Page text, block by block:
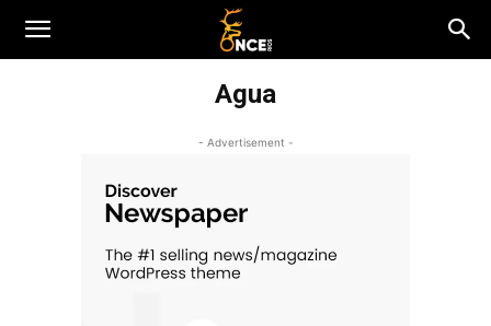
Agua
- Advertisement -